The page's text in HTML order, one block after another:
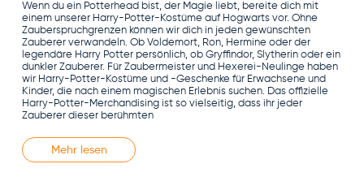
Wenn du ein Potterhead bist, der Magie liebt, bereite dich mit
einem unserer Harry-Potter-Kostüme auf Hogwarts vor. Ohne
Zauberspruchgrenzen können wir dich in jeden gewünschten
Zauberer verwandeln. Ob Voldemort, Ron, Hermine oder der
legendäre Harry Potter persönlich, ob Gryffindor, Slytherin oder ein
dunkler Zauberer. Für Zaubermeister und Hexerei-Neulinge haben
wir Harry-Potter-Kostüme und -Geschenke für Erwachsene und
Kinder, die nach einem magischen Erlebnis suchen. Das offizielle
Harry-Potter-Merchandising ist so vielseitig, dass ihr jeder
Zauberer dieser berühmten
Mehr lesen